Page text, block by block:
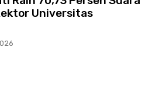
Universitas